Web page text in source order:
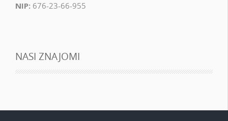
NIP: 676-23-66-955
NASI ZNAJOMI